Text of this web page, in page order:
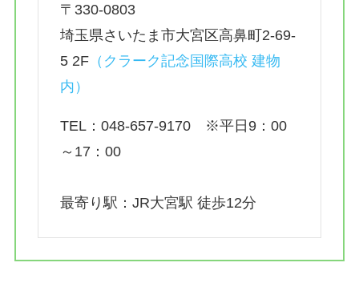
〒330-0803
埼玉県さいたま市大宮区高鼻町2-69-
5 2F（ クラーク記念国際高校 建物
内）
TEL：048-657-9170 ※平日9：00
～17：00
最寄り駅：JR大宮駅 徒歩12分